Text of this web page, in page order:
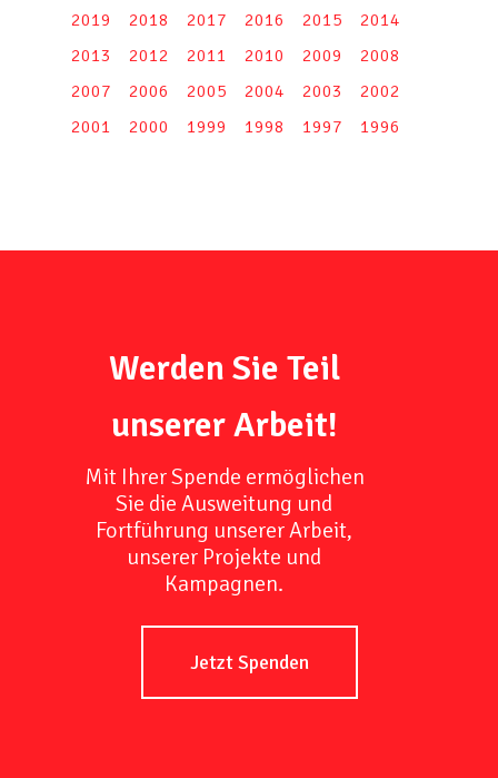
2019
2018 2017 2016 2015
2014
2013
2012 2011 2010 2009
2008
2007
2006 2005 2004 2003
2002
2001
2000 1999 1998 1997 1996
Werden Sie Teil
unserer Arbeit!
Mit Ihrer Spende ermöglichen
Sie die Ausweitung und
Fortführung unserer Arbeit,
unserer Projekte und
Kampagnen.
Jetzt Spenden